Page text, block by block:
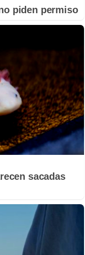
piden permiso
sacadas